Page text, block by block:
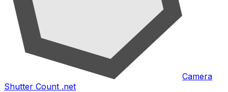
Camera
Shutter Count .net